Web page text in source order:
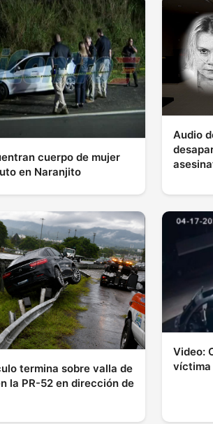
cuerpo de mujer
en Naranjito
Audio
termina sobre valla de
la PR-52 en dirección de
Video:
víctima